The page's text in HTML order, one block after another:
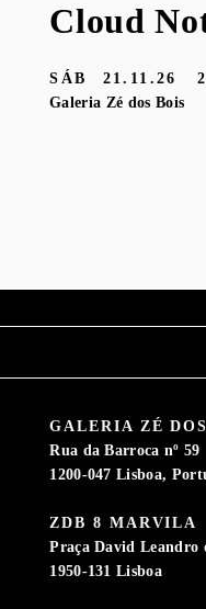
Cloud
SÁB 21.11.26
Galeria Zé dos Bois
GALERIA ZÉ
Rua da Barroca nº 59
1200-047 Lisboa,
ZDB 8 MARVILA
Praça David Leandro
1950-131 Lisboa